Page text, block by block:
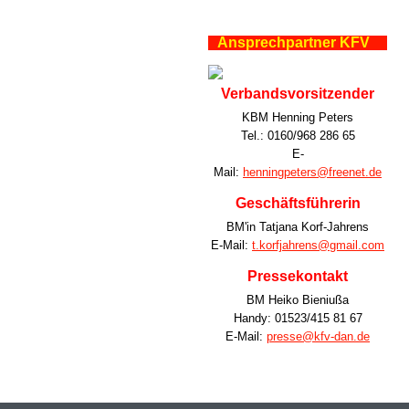
Ansprechpartner KFV
Verbandsvorsitzender
KBM Henning Peters
Tel.: 0160/968 286 65
E-
Mail: henningpeters@freenet.de
Geschäftsführerin
BM'in Tatjana Korf-Jahrens
E-Mail: t.korfjahrens@gmail.com
Pressekontakt
BM Heiko Bieniußa
Handy: 01523/415 81 67
E-Mail: presse@kfv-dan.de